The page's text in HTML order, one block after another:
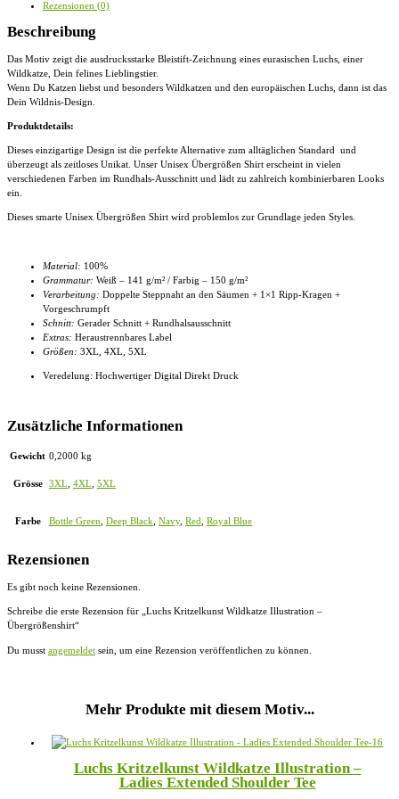
Rezensionen (0)
Beschreibung
Das Motiv zeigt die ausdrucksstarke Bleistift-Zeichnung eines eurasischen Luchs, einer
Wildkatze, Dein felines Lieblingstier.
Wenn Du Katzen liebst und besonders Wildkatzen und den europäischen Luchs, dann ist das
Dein Wildnis-Design.
Produktdetails:
Dieses einzigartige Design ist die perfekte Alternative zum alltäglichen Standard und
überzeugt als zeitloses Unikat. Unser Unisex Übergrößen Shirt erscheint in vielen
verschiedenen Farben im Rundhals-Ausschnitt und lädt zu zahlreich kombinierbaren Looks
ein.
Dieses smarte Unisex Übergrößen Shirt wird problemlos zur Grundlage jeden Styles.
Material: 100%
Grammatur: Weiß – 141 g/m² / Farbig – 150 g/m²
Verarbeitung: Doppelte Steppnaht an den Säumen + 1×1 Ripp-Kragen +
Vorgeschrumpft
Schnitt: Gerader Schnitt + Rundhalsausschnitt
Extras: Heraustrennbares Label
Größen: 3XL, 4XL , 5XL
Veredelung: Hochwertiger Digital Direkt Druck
Zusätzliche Informationen
Gewicht 0,2000 kg
Grösse 3XL 4XL 5XL
Farbe Bottle Green Deep Black Navy, Red Royal Blue
Rezensionen
Es gibt noch keine Rezensionen.
Schreibe die erste Rezension für „Luchs Kritzelkunst Wildkatze Illustration –
Übergrößenshirt“
Du musst angemeldet sein, um eine Rezension veröffentlichen zu können.
Mehr Produkte mit diesem Motiv...
Luchs Kritzelkunst Wildkatze Illustration –
Ladies Extended Shoulder Tee